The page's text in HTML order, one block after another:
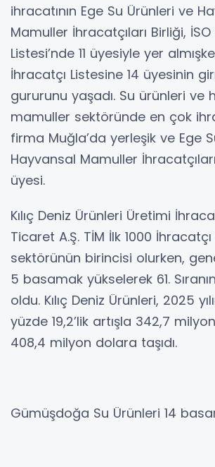
ihracatının Ege Su Ürünleri ve
Mamuller İhracatçıları Birliği,
Listesi’nde 11 üyesiyle yer
İhracatçı Listesine 14 üyesinin
gururunu yaşadı. Su ürünleri ve
mamuller sektöründe en çok
firma Muğla’da yerleşik ve Ege
Hayvansal Mamuller
üyesi.
Kılıç Deniz Ürünleri Üretimi
Ticaret A.Ş. TİM İlk 1000
sektörünün birincisi olurken,
5 basamak yükselerek 61.
oldu. Kılıç Deniz Ürünleri, 2025
yüzde 19,2’lik artışla 342,7
408,4 milyon dolara taşıdı.
Gümüşdoğa Su Ürünleri 14